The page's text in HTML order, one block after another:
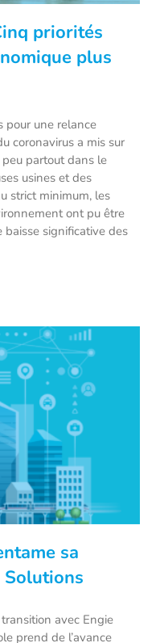
priorités pour
plus verte
priorités
plus
pour une relance
coronavirus a mis sur
peu partout dans le
usines et des
strict minimum, les
ont pu être
significative des
sa transition
sa
Solutions
avec Engie
prend de l’avance